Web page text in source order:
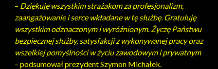
– Dziękuję wszystkim strażakom za profesjonalizm,
zaangażowanie i serce wkładane w tę służbę. Gratuluję
wszystkim odznaczonym i wyróżnionym. Życzę Państwu
bezpiecznej służby, satysfakcji z wykonywanej pracy oraz
wszelkiej pomyślności w życiu zawodowym i prywatnym
– podsumował prezydent Szymon Michałek.